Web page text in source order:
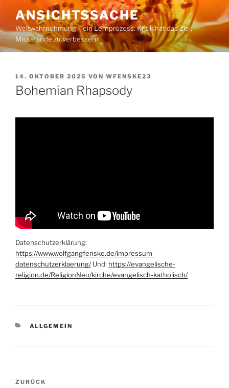
Inhalt
springen
ANSICHTSSACHE
Weltwahrnehmung – ein Lernprozess: Kritik hat das Ziel,
Missstände zu verbessern
VERÖFFENTLICHT
AM
14. OKTOBER 2025 VON WFENSKE23
Bohemian Rhapsody
Datenschutzerklärung:
https://www.wolfgangfenske.de/impressum-
datenschutzerklaerung/Und: https://evangelische-
religion.de/ReligionNeu/kirche/evangelisch-katholisch/
KATEGORIEN
ALLGEMEIN
Beitragsnavigation
Vorheriger
ZURÜCK